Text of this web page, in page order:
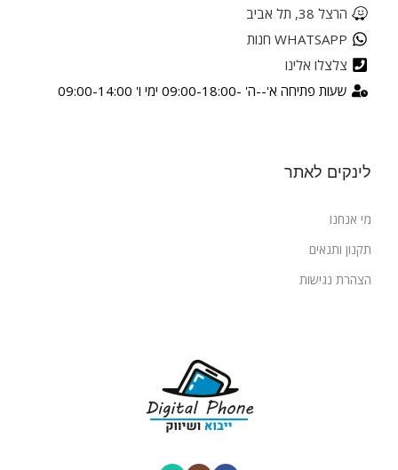
הרצל 38, תל אביב
WHATSAPP חנות
צלצלו אלינו
שעות פתיחה א'--ה' -09:00-18:00 ימי ו' 09:00-14:00
לינקים לאתר
מי אנחנו
תקנון ותנאים
הצהרת נגישות